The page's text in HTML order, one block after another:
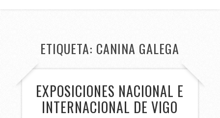
ETIQUETA: CANINA GALEGA
EXPOSICIONES NACIONAL E
INTERNACIONAL DE VIGO